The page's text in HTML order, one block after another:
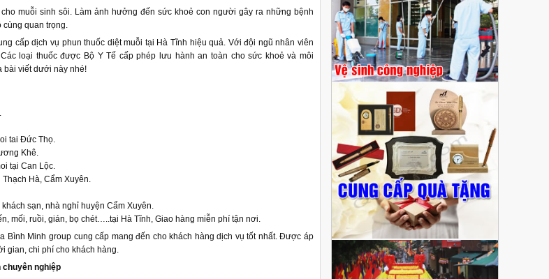
muỗi sinh sôi. Làm ảnh hưởng đến sức khoẻ con người gây ra những bệnh
cùng quan trọng.
cấp dịch vụ phun thuốc diệt muỗi tại Hà Tĩnh hiệu quả. Với đội ngũ nhân viên
loại thuốc được Bộ Y Tế cấp phép lưu hành an toàn cho sức khoẻ và môi
bài viết dưới này nhé!
tai Đức Thọ.
Khê.
tại Can Lộc.
Hà, Cẩm Xuyên.
sạn, nhà nghỉ huyện Cẩm Xuyên.
mối, ruồi, gián, bọ chét…..tại Hà Tĩnh, Giao hàng miễn phí tận nơi.
Bình Minh group cung cấp mang đến cho khách hàng dịch vụ tốt nhất. Được áp
gian, chi phí cho khách hàng.
chuyên nghiệp